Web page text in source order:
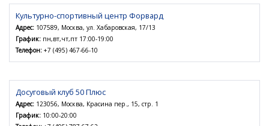
Культурно-спортивный центр Форвард
Адрес: 107589, Москва, ул. Хабаровская, 17/13
График: пн,вт,чт,пт 17:00-19:00
Телефон: +7 (495) 467-66-10
Досуговый клуб 50 Плюс
Адрес: 123056, Москва, Красина пер., 15, стр. 1
График: 10:00-20:00